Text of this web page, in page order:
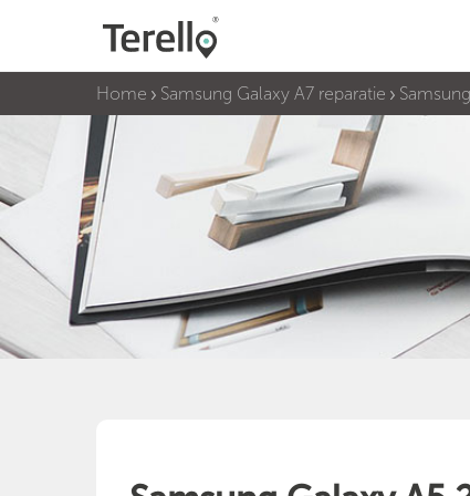
Home Samsung Galaxy A7 reparatie